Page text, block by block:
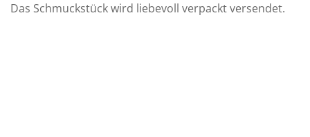
Das Schmuckstück wird liebevoll verpackt versendet.